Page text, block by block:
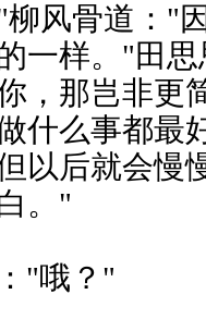
风骨道："
一样。"田
，那岂非更
什么事都最
以后就会慢
。"
"哦？"